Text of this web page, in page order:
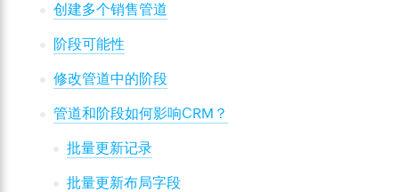
创建多个销售管道
阶段可能性
修改管道中的阶段
管道和阶段如何影响CRM？
批量更新记录
批量更新布局字段